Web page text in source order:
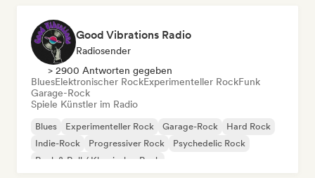
Good Vibrations Radio
Radiosender
> 2900 Antworten gegeben
BluesElektronischer RockExperimenteller RockFunk
Garage-Rock
Spiele Künstler im Radio
Blues Experimenteller Rock Garage-Rock
Hard Rock
Indie-Rock
Progressiver Rock
Psychedelic Rock
Rock & Roll / Klassischer Rock